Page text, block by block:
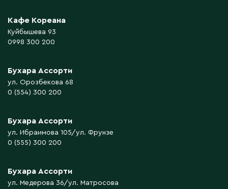
Кафе Кореана
Куйбышева 93
0998 300 200
Бухара Ассорти
ул. Орозбекова 68
0 (554) 300 200
Бухара Ассорти
ул. Ибраимова 105/ул. Фрунзе
0 (555) 300 200
Бухара Ассорти
ул. Медерова 36/ул. Матросова